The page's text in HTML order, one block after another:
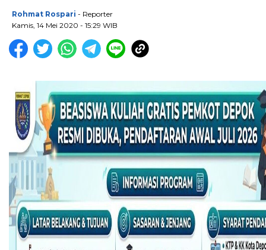
Rohmat Rospari - Reporter
Kamis, 14 Mei 2020 - 15:29 WIB